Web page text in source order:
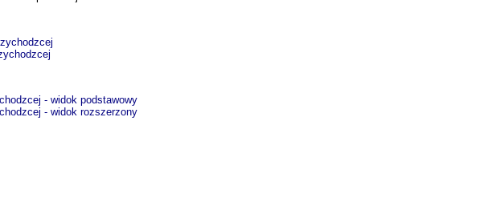
- widok podstawowy
- widok rozszerzony